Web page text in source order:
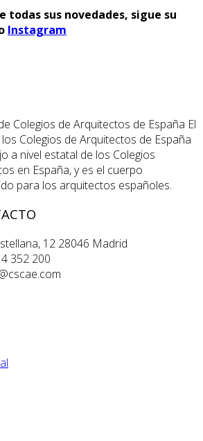
todas sus novedades, sigue su
Instagram
El
Colegios de Arquitectos de España
a nivel estatal de los Colegios
en España, y es el cuerpo
para los arquitectos españoles.
12 28046 Madrid
352 200